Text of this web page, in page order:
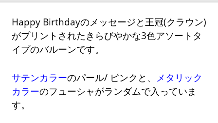
Happy Birthdayのメッセージと王冠(クラウン)
がプリントされたきらびやかな3色アソートタ
イプのバルーンです。
サテンカラーのパール/ ピンクと、
メタリック
カラーのフューシャがランダムで入っていま
す。